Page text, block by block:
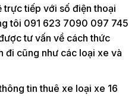
trực tiếp với số điện thoại
tôi 091 623 7090 097 745
tư vấn về cách thức
đi cũng như các loại xe và
tin thuê xe loại xe 16